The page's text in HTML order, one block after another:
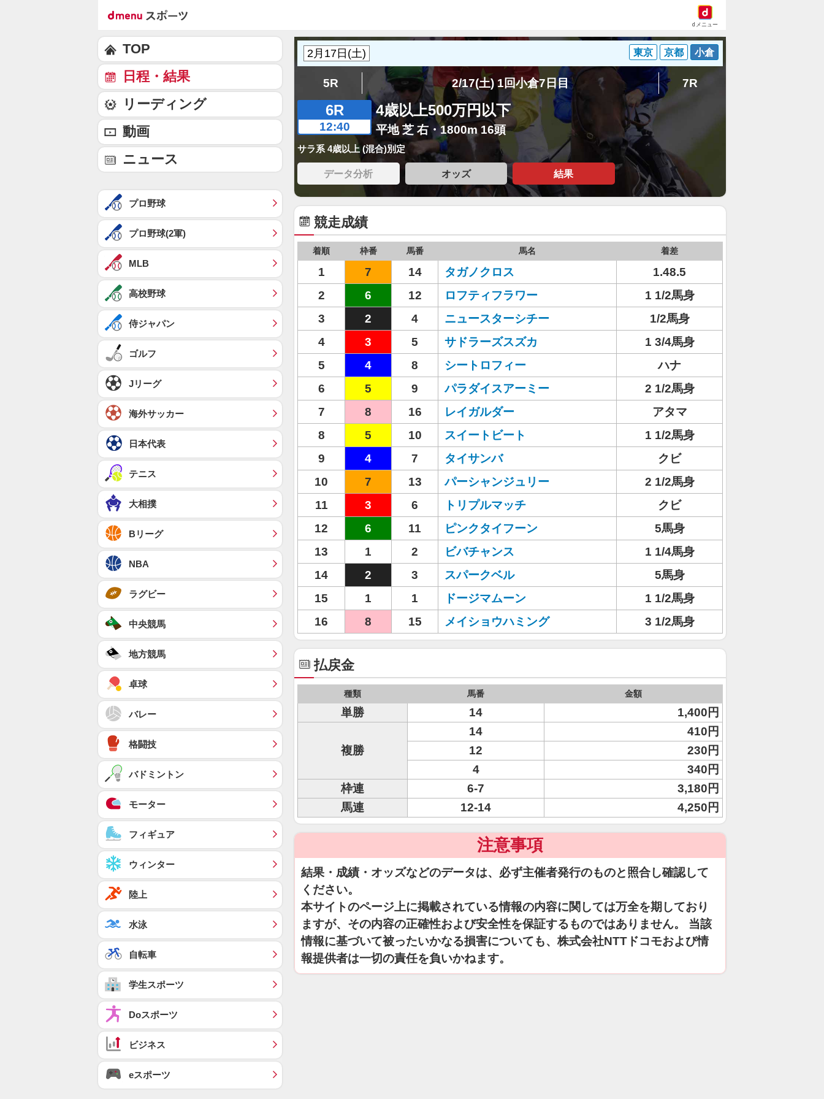
dメニュー
東京 京都 小倉
5R 2/17(土) 1回小倉7日目 7R
6R
12:40
4歳以上500万円以下
平地 芝 右・1800m 16頭
サラ系 4歳以上 (混合)別定
データ分析 オッズ 結果
競走成績
着順 枠番 馬番 馬名 着差
1 7 14 タガノクロス
1.48.5
2
6 12 ロフティフラワー
1 1/2馬身
3
2 4 ニュースターシチー
1/2馬身
4
3 5 サドラーズスズカ
1 3/4馬身
5
4 8 シートロフィー
ハナ
6
5 9 パラダイスアーミー
2 1/2馬身
7
8 16 レイガルダー
アタマ
8
5 10 スイートビート
1 1/2馬身
9
4 7 タイサンバ
クビ
10
7 13 パーシャンジュリー
2 1/2馬身
11
3 6 トリプルマッチ
クビ
12
6 11 ピンクタイフーン
5馬身
13
1 2 ビバチャンス
1 1/4馬身
14
2 3 スパークベル
5馬身
15
1 1 ドージマムーン
1 1/2馬身
16
8 15 メイショウハミング 3 1/2馬身
払戻金
種類 馬番 金額
単勝 14 1,400円
複勝
14
410円
12
230円
4
340円
枠連
6-7
3,180円
馬連
12-14 4,250円
注意事項
結果・成績・オッズなどのデータは、必ず主催者発行のものと照合し確認して
ください。
本サイトのページ上に掲載されている情報の内容に関しては万全を期しており
ますが、その内容の正確性および安全性を保証するものではありません。 当該
情報に基づいて被ったいかなる損害についても、株式会社NTTドコモおよび情
報提供者は一切の責任を負いかねます。
TOP
日程・結果
リーディング
動画
ニュース
プロ野球
プロ野球(2軍)
MLB
高校野球
侍ジャパン
ゴルフ
Jリーグ
海外サッカー
日本代表
テニス
大相撲
Bリーグ
NBA
ラグビー
中央競馬
地方競馬
卓球
バレー
格闘技
バドミントン
モーター
フィギュア
ウィンター
陸上
水泳
自転車
学生スポーツ
Doスポーツ
ビジネス
eスポーツ